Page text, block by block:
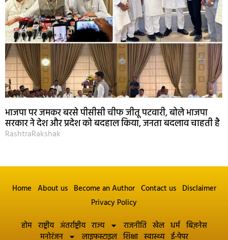
भाजपा पर जमकर बरसे पीसीसी चीफ जीतू पटवारी, बोले भाजपा
सरकार ने देश और प्रदेश को बदहाल किया, जनता बदलाव चाहती है
RashtraRakshak
Home About us Become an Author Contact us Disclaimer
Privacy Policy
होम राष्ट्रीय अंतर्राष्ट्रीय राज्य राजनीति खेल धर्म बिज़नेस
मनोरंजन
लाइफस्टाइल शिक्षा स्वास्थ्य ई-पेपर